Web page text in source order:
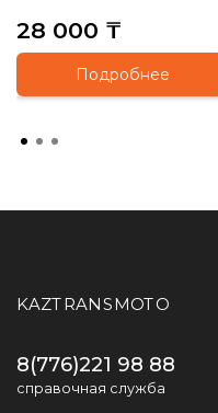
28 000 ₸
Подробнее
KAZTRANSMOTO
8(776)221 98 88
справочная служба